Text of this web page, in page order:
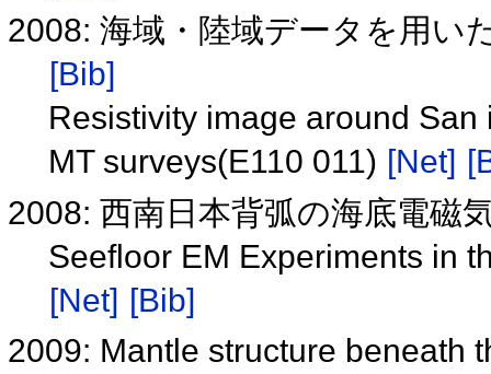
2008: 海域・陸域データを用い
[Bib]
Resistivity image around
MT surveys(E110 011) [Net]
2008: 西南日本背弧の海底電磁
Seefloor EM Experiments in
[Net] [Bib]
2009: Mantle structure beneath